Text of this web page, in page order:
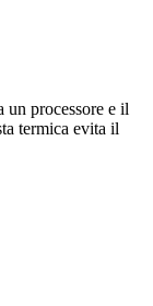
un processore e il
termica evita il